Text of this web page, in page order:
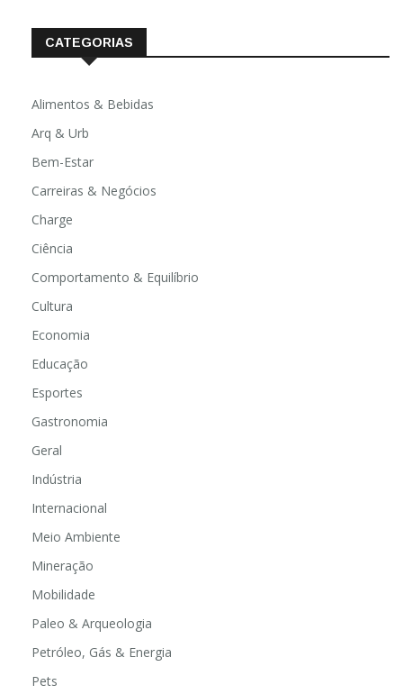
CATEGORIAS
Alimentos & Bebidas
Arq & Urb
Bem-Estar
Carreiras & Negócios
Charge
Ciência
Comportamento & Equilíbrio
Cultura
Economia
Educação
Esportes
Gastronomia
Geral
Indústria
Internacional
Meio Ambiente
Mineração
Mobilidade
Paleo & Arqueologia
Petróleo, Gás & Energia
Pets